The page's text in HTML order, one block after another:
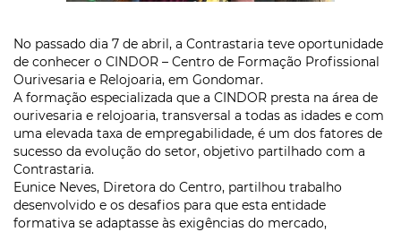
No passado dia 7 de abril, a Contrastaria teve oportunidade
de conhecer o CINDOR – Centro de Formação Profissional
Ourivesaria e Relojoaria, em Gondomar.
A formação especializada que a CINDOR presta na área de
ourivesaria e relojoaria, transversal a todas as idades e com
uma elevada taxa de empregabilidade, é um dos fatores de
sucesso da evolução do setor, objetivo partilhado com a
Contrastaria.
Eunice Neves, Diretora do Centro, partilhou trabalho
desenvolvido e os desafios para que esta entidade
formativa se adaptasse às exigências do mercado,